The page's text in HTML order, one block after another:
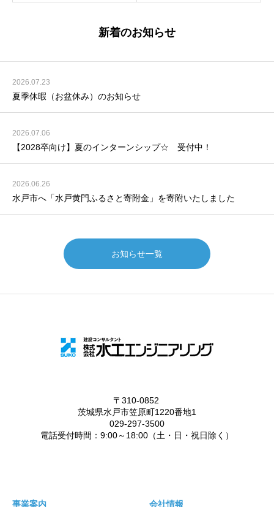
新着のお知らせ
2026.07.23
夏季休暇（お盆休み）のお知らせ
2026.07.06
【2028卒向け】夏のインターンシップ☆ 受付中！
2026.06.26
水戸市へ「水戸黄門ふるさと寄附金」を寄附いたしました
お知らせ一覧
事業案内 会社情報